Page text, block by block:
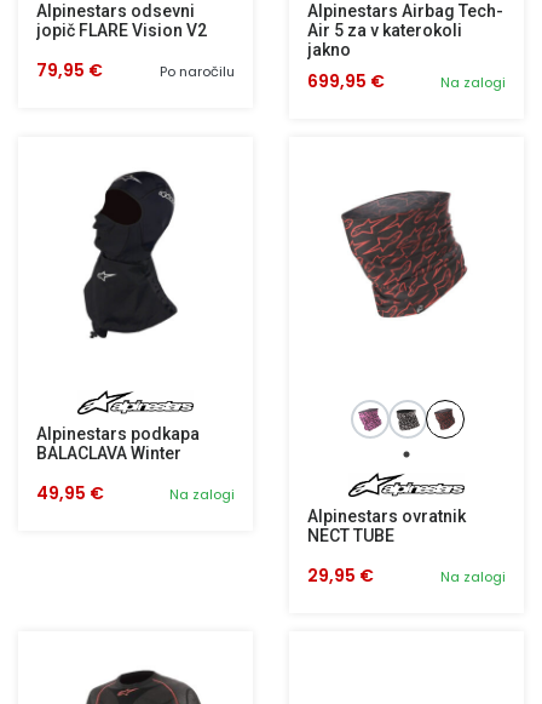
Alpinestars odsevni
jopič FLARE Vision V2
Po naročilu
79,95 €
Alpinestars Airbag Tech-
Air 5 za v katerokoli
jakno
Na zalogi
699,95 €
Alpinestars podkapa
BALACLAVA Winter
Na zalogi
49,95 €
Alpinestars ovratnik
NECT TUBE
Na zalogi
29,95 €